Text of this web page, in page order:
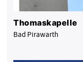
Thomaskapelle
Bad Pirawarth